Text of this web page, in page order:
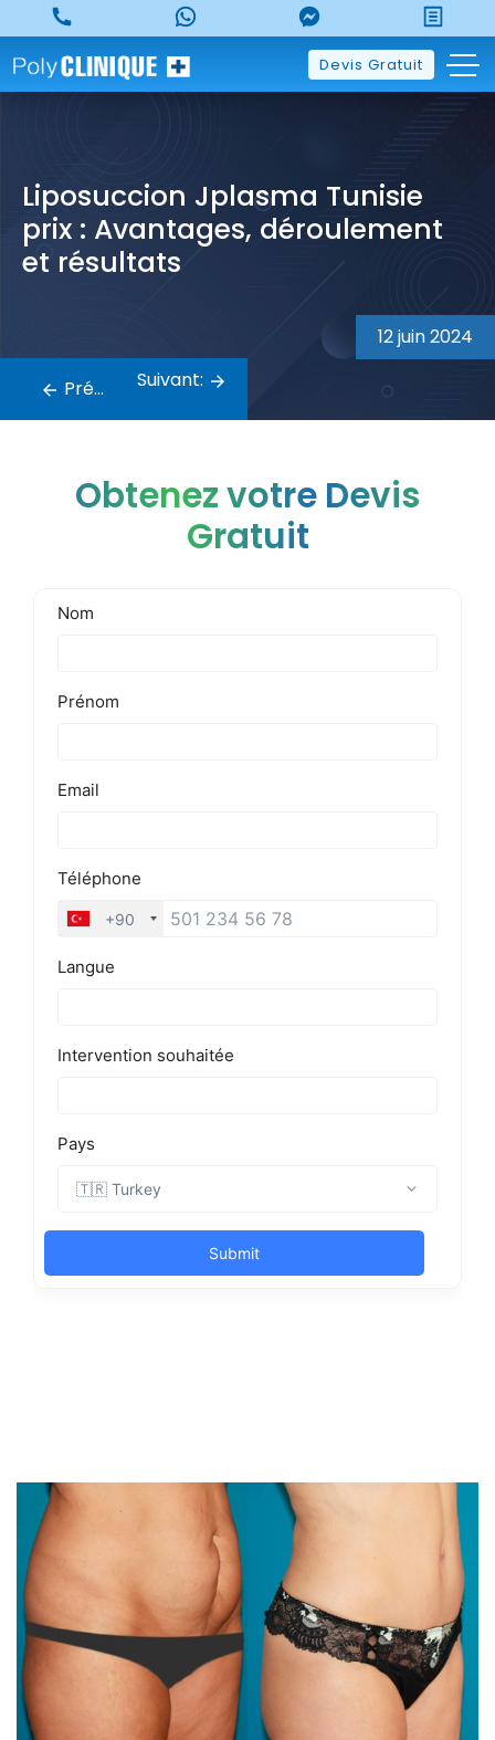
to
content
Devis Gratuit
Liposuccion Jplasma Tunisie
prix : Avantages, déroulement
et résultats
12 juin 2024
de
l’article
Précédent: Suivant:
Obtenez votre Devis
Gratuit